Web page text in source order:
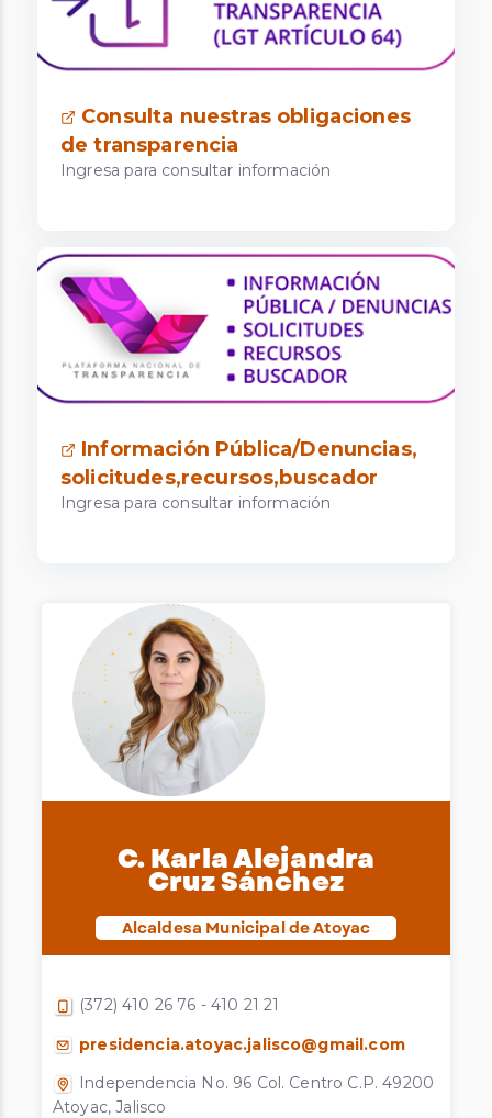
Consulta nuestras obligaciones
de transparencia
Ingresa para consultar información
Información Pública/Denuncias,
solicitudes,recursos,buscador
Ingresa para consultar información
C. Karla Alejandra
Cruz Sánchez
Alcaldesa Municipal de Atoyac
(372) 410 26 76 - 410 21 21
presidencia.atoyac.jalisco@gmail.com
Independencia No. 96 Col. Centro C.P. 49200
Atoyac, Jalisco